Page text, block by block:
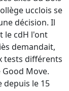
ucclois se
décision. Il
le cdH l'ont
demandait,
tests différents
Move.
depuis le 15